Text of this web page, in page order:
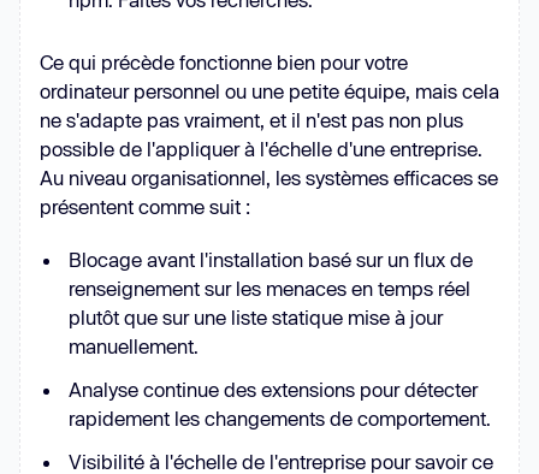
Ce qui précède fonctionne bien pour votre
ordinateur personnel ou une petite équipe, mais cela
ne s'adapte pas vraiment, et il n'est pas non plus
possible de l'appliquer à l'échelle d'une entreprise.
Au niveau organisationnel, les systèmes efficaces se
présentent comme suit :
Blocage avant l'installation basé sur un flux de
renseignement sur les menaces en temps réel
plutôt que sur une liste statique mise à jour
manuellement.
Analyse continue des extensions pour détecter
rapidement les changements de comportement.
Visibilité à l'échelle de l'entreprise pour savoir ce